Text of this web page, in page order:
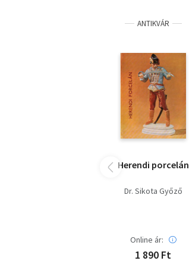
ANTIKVÁR
Herendi porcelán
Dr. Sikota Győző
Online ár:
1 890 Ft